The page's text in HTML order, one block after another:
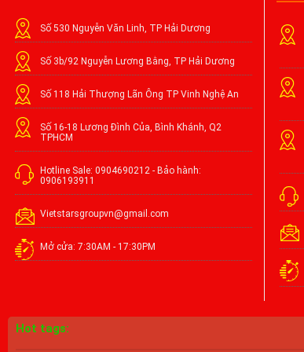
Số 530 Nguyễn Văn Linh, TP Hải Dương
Số 3b/92 Nguyễn Lương Bằng, TP Hải Dương
Số 118 Hải Thượng Lãn Ông TP Vinh Nghệ An
Số 16-18 Lương Đình Của, Bình Khánh, Q2
TPHCM
Hotline Sale: 0904690212 - Bảo hành:
0906193911
Vietstarsgroupvn@gmail.com
Mở cửa: 7:30AM - 17:30PM
Hot tags: